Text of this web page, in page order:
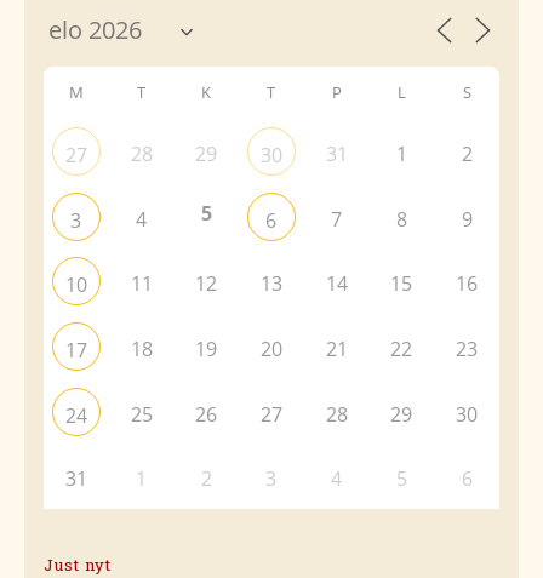
M T K T P L S
27 28 29 30 31 1 2
3 4 5 6 7 8 9
10 11 12 13 14 15 16
17 18 19 20 21 22 23
24 25 26 27 28 29 30
31 1 2 3 4 5 6
Just nyt